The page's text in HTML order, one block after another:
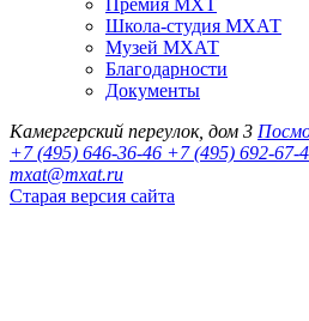
Премия МХТ
Школа-студия МХАТ
Музей МХАТ
Благодарности
Документы
Камергерский переулок, дом 3
+7 (495) 646-36-46 +7 (495) 692-67-
mxat@mxat.ru
Старая версия сайта